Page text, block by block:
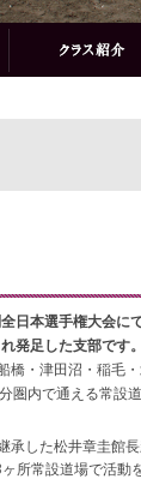
日本選手権大会に
発足した支部です。
・津田沼・稲毛
圏内で通える常設
承した松井章圭館
所常設道場で活動